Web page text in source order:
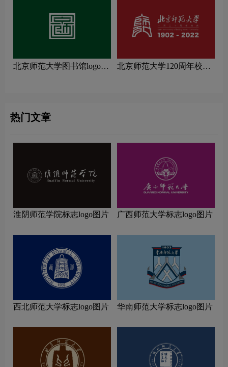
北京师范大学图书馆logo图
北京师范大学120周年校庆
热门文章
淮阴师范学院标志logo图片 广西师范大学标志logo图片
西北师范大学标志logo图片 华南师范大学标志logo图片